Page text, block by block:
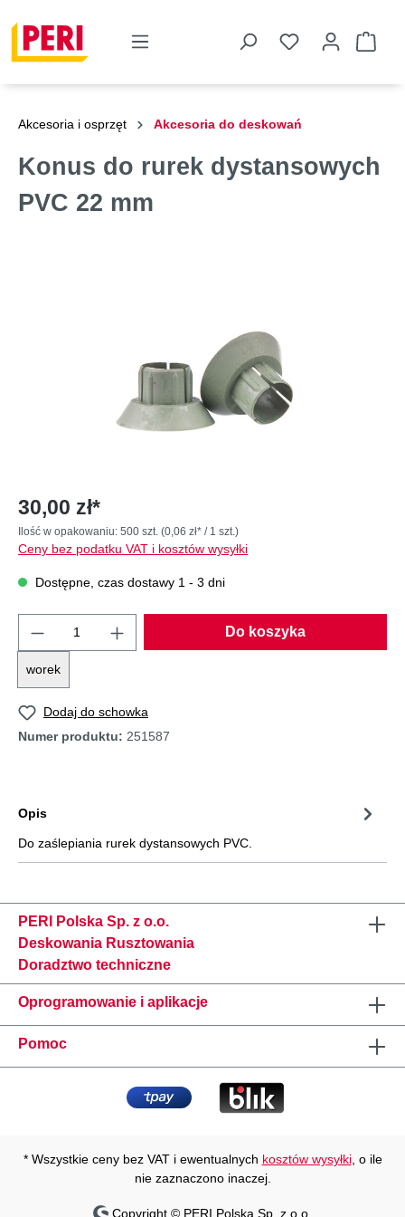
Akcesoria i osprzęt Akcesoria do deskowań
Konus do rurek dystansowych
PVC 22 mm
30,00 zł*
Ilość w opakowaniu: 500 szt. (0,06 zł* / 1 szt.)
Ceny bez podatku VAT i kosztów wysyłki
Dostępne, czas dostawy 1 - 3 dni
worek
Do koszyka
Dodaj do schowka
Numer produktu: 251587
Opis
Do zaślepiania rurek dystansowych PVC.
PERI Polska Sp. z o.o.
Deskowania Rusztowania
Doradztwo techniczne
Oprogramowanie i aplikacje
Pomoc
* Wszystkie ceny bez VAT i ewentualnych kosztów wysyłki, o ile
nie zaznaczono inaczej.
Copyright © PERI Polska Sp. z o.o.